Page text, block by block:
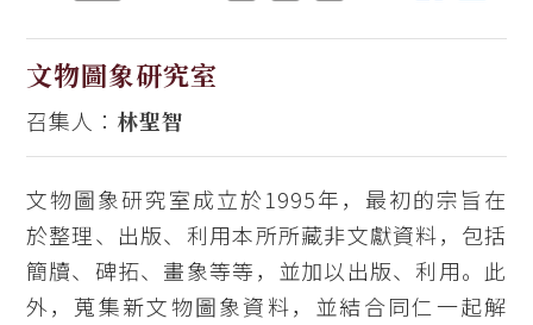
文物圖象研究室
召集人： 林聖智
文物圖象研究室成立於1995年，最初的宗旨在
於整理、出版、利用本所所藏非文獻資料，包括
簡牘、碑拓、畫象等等，並加以出版、利用。此
外，蒐集新文物圖象資料，並結合同仁一起解